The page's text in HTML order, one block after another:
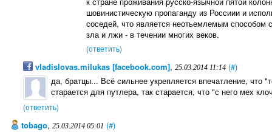
шовинистическую пропаганду из Россиии и
соседей, что является неотьемлемым способом
зла и лжи - в течении многих веков.
(ответить)
vladislovas.milukas [facebook.com], 25.03.2014 11:14 (#)
да, братцы... Всё сильнее укрепляется впечатление, что
старается для путлера, так старается, что "с него мех
(ответить)
tobago, 25.03.2014 05:01 (#)